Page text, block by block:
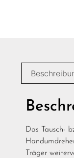
Das Tausch-
Träger